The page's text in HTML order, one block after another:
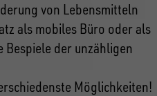
von Lebensmitteln
als mobiles Büro oder als
Bespiele der unzähligen
Möglichkeiten!